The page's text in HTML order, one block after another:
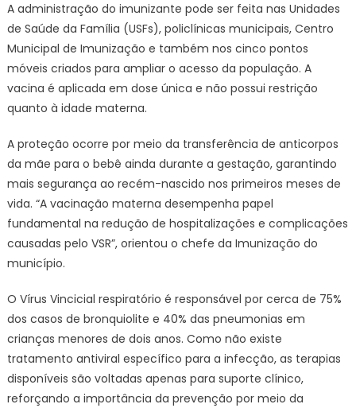
A administração do imunizante pode ser feita nas Unidades
de Saúde da Família (USFs), policlínicas municipais, Centro
Municipal de Imunização e também nos cinco pontos
móveis criados para ampliar o acesso da população. A
vacina é aplicada em dose única e não possui restrição
quanto à idade materna.
A proteção ocorre por meio da transferência de anticorpos
da mãe para o bebê ainda durante a gestação, garantindo
mais segurança ao recém-nascido nos primeiros meses de
vida. “A vacinação materna desempenha papel
fundamental na redução de hospitalizações e complicações
causadas pelo VSR”, orientou o chefe da Imunização do
município.
O Vírus Vincicial respiratório é responsável por cerca de 75%
dos casos de bronquiolite e 40% das pneumonias em
crianças menores de dois anos. Como não existe
tratamento antiviral específico para a infecção, as terapias
disponíveis são voltadas apenas para suporte clínico,
reforçando a importância da prevenção por meio da